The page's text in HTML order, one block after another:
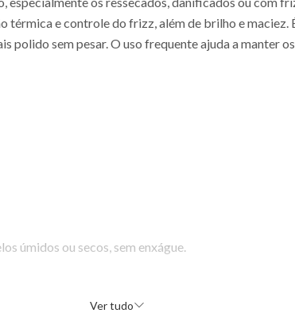
térmica e controle do frizz, além de brilho e maciez.
polido sem pesar. O uso frequente ajuda a manter
úmidos ou secos, sem enxágue.
Ver tudo